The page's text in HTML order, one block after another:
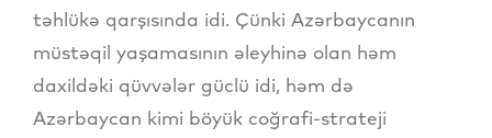
təhlükə qarşısında idi. Çünki Azərbaycanın
müstəqil yaşamasının əleyhinə olan həm
daxildəki qüvvələr güclü idi, həm də
Azərbaycan kimi böyük coğrafi-strateji